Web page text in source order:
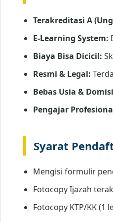
Terakreditasi A
E-Learning System:
Biaya Bisa Dicicil:
Resmi & Legal:
Bebas Usia &
Pengajar
Syarat
Mengisi formulir
Fotocopy Ijazah
Fotocopy KTP/KK (1